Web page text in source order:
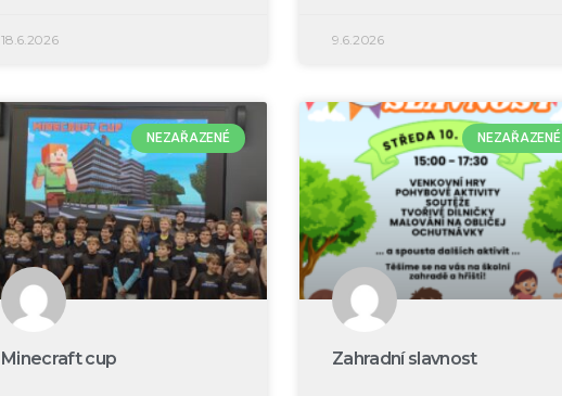
18.6.2026 9.6.2026
NEZAŘAZENÉ
Minecraft cup
NEZAŘAZENÉ
Zahradní slavnost